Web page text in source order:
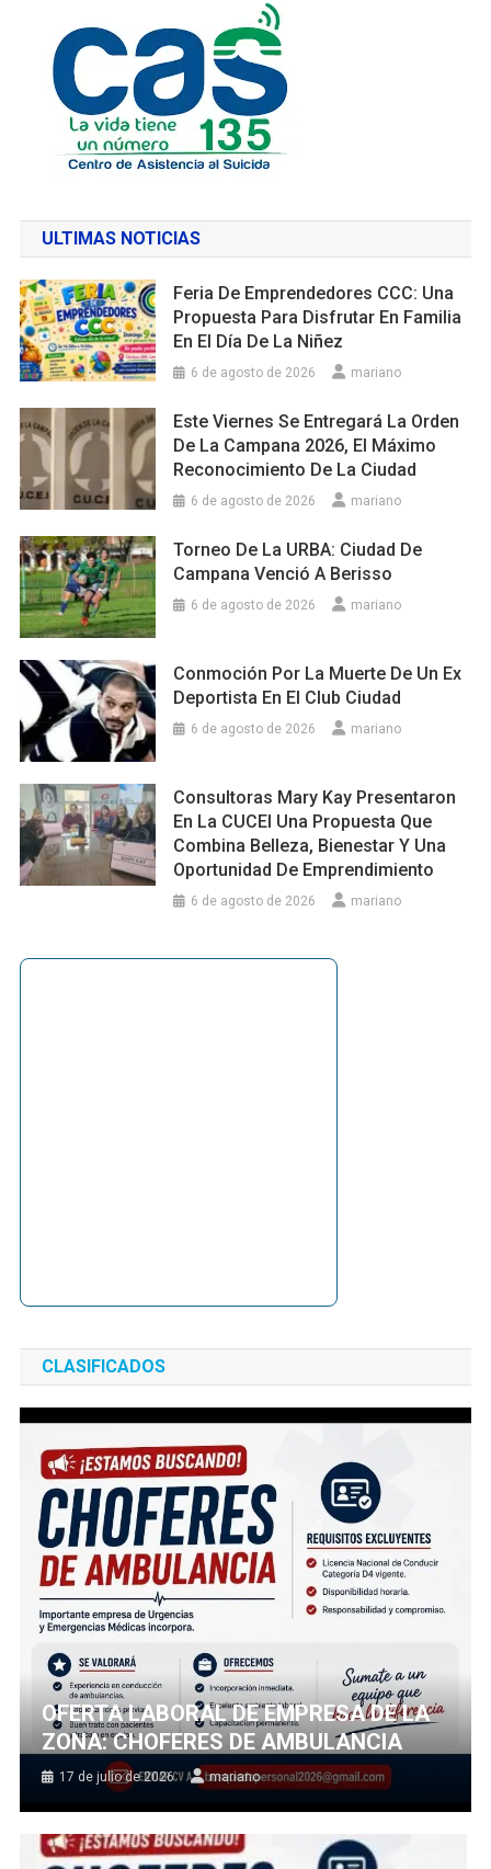
ULTIMAS NOTICIAS
Feria De Emprendedores CCC: Una
Propuesta Para Disfrutar En Familia
En El Día De La Niñez
6 de agosto de 2026 mariano
Este Viernes Se Entregará La Orden
De La Campana 2026, El Máximo
Reconocimiento De La Ciudad
6 de agosto de 2026 mariano
Torneo De La URBA: Ciudad De
Campana Venció A Berisso
6 de agosto de 2026 mariano
Conmoción Por La Muerte De Un Ex
Deportista En El Club Ciudad
6 de agosto de 2026 mariano
Consultoras Mary Kay Presentaron
En La CUCEI Una Propuesta Que
Combina Belleza, Bienestar Y Una
Oportunidad De Emprendimiento
6 de agosto de 2026 mariano
CLASIFICADOS
OFERTA LABORAL DE EMPRESA DE LA
ZONA: CHOFERES DE AMBULANCIA
17 de julio de 2026 mariano